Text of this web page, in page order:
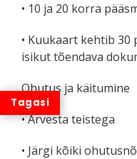
• 10 ja 20 korra
• Kuukaart kehtib 30
isikut tõendava
Ohutus ja käitumine
• Arvesta teistega
• Järgi kõiki